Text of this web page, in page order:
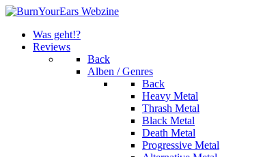
Was geht!?
Reviews
Back
Alben / Genres
Back
Heavy Metal
Thrash Metal
Black Metal
Death Metal
Progressive Metal